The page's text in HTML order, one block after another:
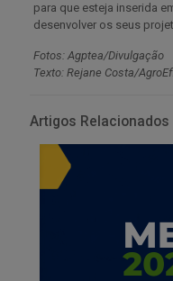
para que esteja inserida
desenvolver os seus
Fotos: Agptea/Divulgação
Texto: Rejane Costa/
Artigos Relacionados